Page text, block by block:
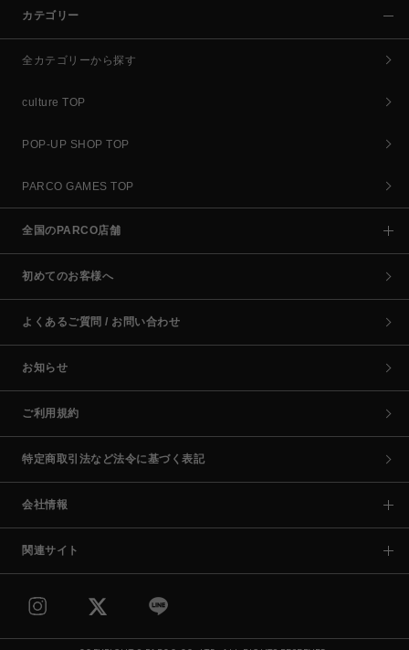
カテゴリー
全カテゴリーから探す
culture TOP
POP-UP SHOP TOP
PARCO GAMES TOP
全国のPARCO店舗
初めてのお客様へ
よくあるご質問 / お問い合わせ
お知らせ
ご利用規約
特定商取引法など法令に基づく表記
会社情報
関連サイト